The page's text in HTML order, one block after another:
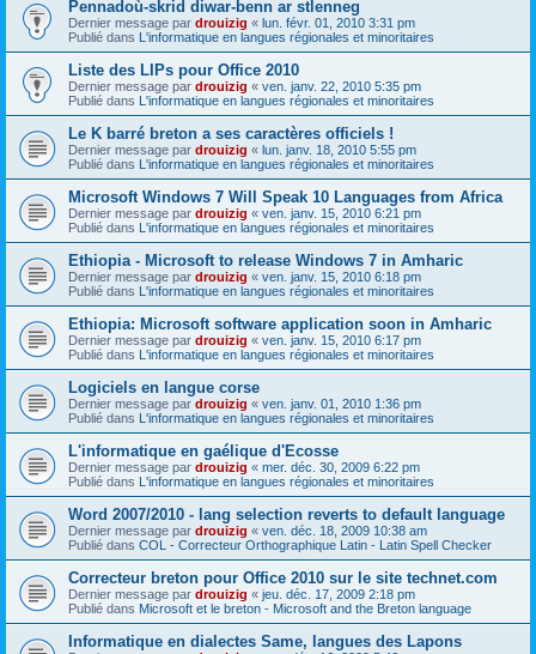
Pennadoù-skrid diwar-benn ar stlenneg
Dernier message par drouizig « lun. févr. 01, 2010 3:31 pm
Publié dans L'informatique en langues régionales et minoritaires
Liste des LIPs pour Office 2010
Dernier message par drouizig « ven. janv. 22, 2010 5:35 pm
Publié dans L'informatique en langues régionales et minoritaires
Le K barré breton a ses caractères officiels !
Dernier message par drouizig « lun. janv. 18, 2010 5:55 pm
Publié dans L'informatique en langues régionales et minoritaires
Microsoft Windows 7 Will Speak 10 Languages from Africa
Dernier message par drouizig « ven. janv. 15, 2010 6:21 pm
Publié dans L'informatique en langues régionales et minoritaires
Ethiopia - Microsoft to release Windows 7 in Amharic
Dernier message par drouizig « ven. janv. 15, 2010 6:18 pm
Publié dans L'informatique en langues régionales et minoritaires
Ethiopia: Microsoft software application soon in Amharic
Dernier message par drouizig « ven. janv. 15, 2010 6:17 pm
Publié dans L'informatique en langues régionales et minoritaires
Logiciels en langue corse
Dernier message par drouizig « ven. janv. 01, 2010 1:36 pm
Publié dans L'informatique en langues régionales et minoritaires
L'informatique en gaélique d'Ecosse
Dernier message par drouizig « mer. déc. 30, 2009 6:22 pm
Publié dans L'informatique en langues régionales et minoritaires
Word 2007/2010 - lang selection reverts to default language
Dernier message par drouizig « ven. déc. 18, 2009 10:38 am
Publié dans COL - Correcteur Orthographique Latin - Latin Spell Checker
Correcteur breton pour Office 2010 sur le site technet.com
Dernier message par drouizig « jeu. déc. 17, 2009 2:18 pm
Publié dans Microsoft et le breton - Microsoft and the Breton language
Informatique en dialectes Same, langues des Lapons